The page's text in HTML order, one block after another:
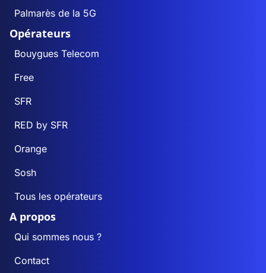
Palmarès de la 5G
Opérateurs
Bouygues Telecom
Free
SFR
RED by SFR
Orange
Sosh
Tous les opérateurs
A propos
Qui sommes nous ?
Contact